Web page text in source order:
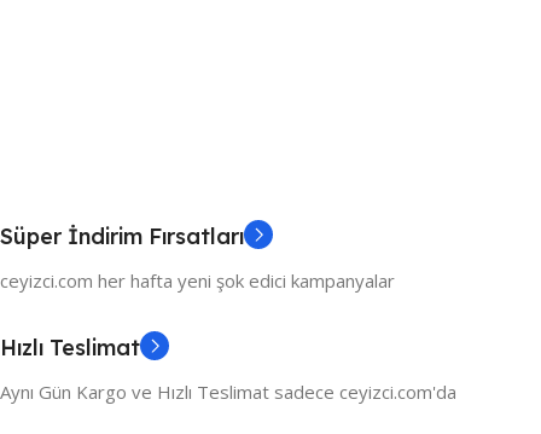
Süper İndirim Fırsatları
ceyizci.com her hafta yeni şok edici kampanyalar
Hızlı Teslimat
Aynı Gün Kargo ve Hızlı Teslimat sadece ceyizci.com'da